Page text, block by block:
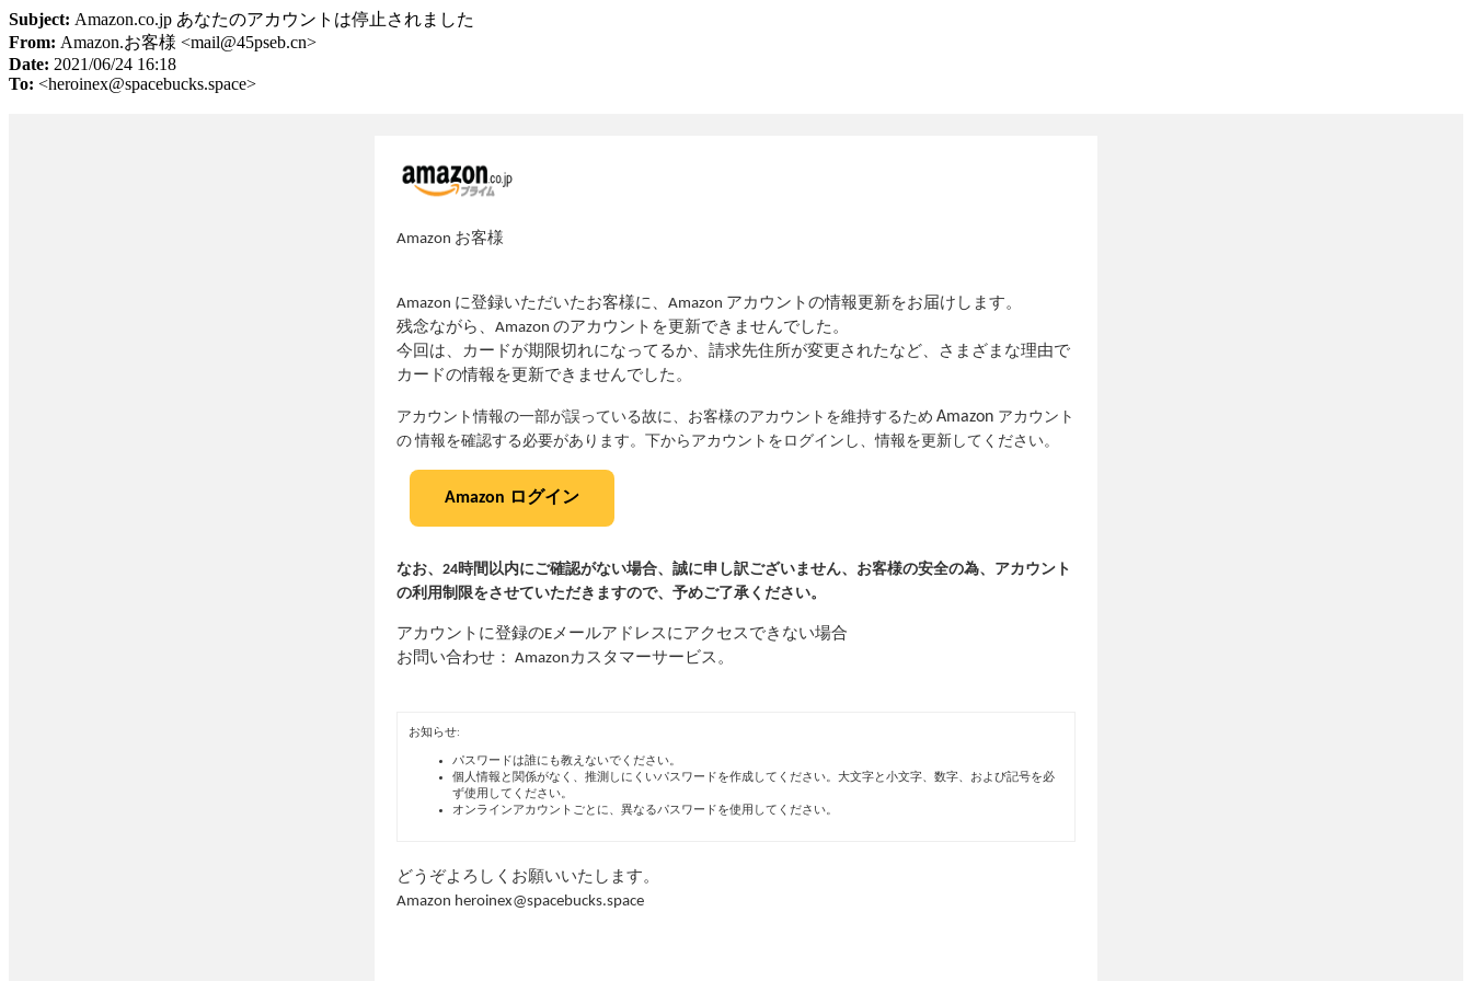
Subject: Аmazon.co.jp あなたのアカウントは停止されました
From: Amazon.お客様 <mail@45pseb.cn>
Date: 2021/06/24 16:18
To: <heroinex@spacebucks.space>
Аmazon お客様
Аmazon に登録いただいたお客様に、Аmazon アカウントの情報更新をお届けします。
残念ながら、Аmazon のアカウントを更新できませんでした。
今回は、カードが期限切れになってるか、請求先住所が変更されたなど、さまざまな理由で
カードの情報を更新できませんでした。
アカウント情報の一部が誤っている故に、お客様のアカウントを維持するため Аmazon アカウント
の 情報を確認する必要があります。下からアカウントをログインし、情報を更新してください。
Аmazon ログイン
なお、24時間以内にご確認がない場合、誠に申し訳ございません、お客様の安全の為、アカウント
の利用制限をさせていただきますので、予めご了承ください。
アカウントに登録のEメールアドレスにアクセスできない場合
お問い合わせ： Amazonカスタマーサービス。
お知らせ:
パスワードは誰にも教えないでください。
個人情報と関係がなく、推測しにくいパスワードを作成してください。大文字と小文字、数字、および記号を必
ず使用してください。
オンラインアカウントごとに、異なるパスワードを使用してください。
どうぞよろしくお願いいたします。
Аmazon heroinex@spacebucks.space